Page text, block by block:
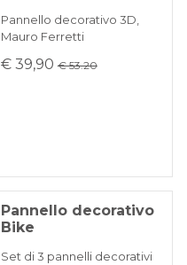
Pannello decorativo 3D,
Mauro Ferretti
€ 39,90 € 53.20
Pannello decorativo
Bike
Set di 3 pannelli decorativi